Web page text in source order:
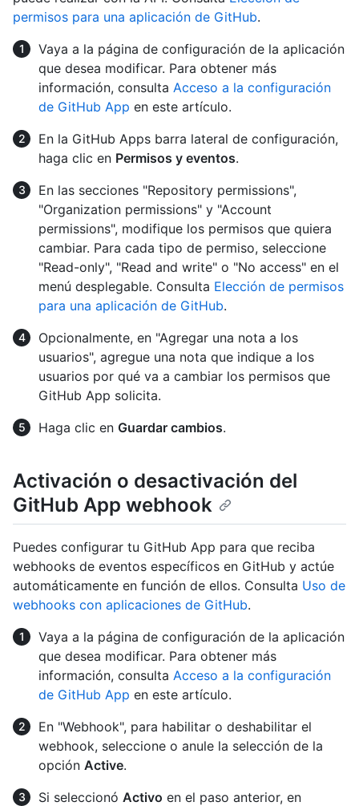
permisos para una aplicación de GitHub.
Vaya a la página de configuración de la aplicación
que desea modificar. Para obtener más
información, consulta Acceso a la configuración
de GitHub App en este artículo.
En la GitHub Apps barra lateral de configuración,
haga clic en Permisos y eventos.
En las secciones "Repository permissions",
"Organization permissions" y "Account
permissions", modifique los permisos que quiera
cambiar. Para cada tipo de permiso, seleccione
"Read-only", "Read and write" o "No access" en el
menú desplegable. Consulta Elección de permisos
para una aplicación de GitHub.
Opcionalmente, en "Agregar una nota a los
usuarios", agregue una nota que indique a los
usuarios por qué va a cambiar los permisos que
GitHub App solicita.
Haga clic en Guardar cambios.
Activación o desactivación del
GitHub App webhook
Puedes configurar tu GitHub App para que reciba
webhooks de eventos específicos en GitHub y actúe
automáticamente en función de ellos. Consulta Uso de
webhooks con aplicaciones de GitHub.
Vaya a la página de configuración de la aplicación
que desea modificar. Para obtener más
información, consulta Acceso a la configuración
de GitHub App en este artículo.
En "Webhook", para habilitar o deshabilitar el
webhook, seleccione o anule la selección de la
opción Active.
Si seleccionó Activo en el paso anterior, en